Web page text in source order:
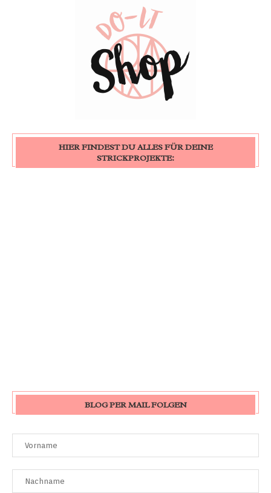
HIER FINDEST DU ALLES FÜR DEINE
STRICKPROJEKTE:
BLOG PER MAIL FOLGEN